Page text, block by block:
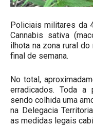
Policiais militares da
Cannabis sativa
ilhota na zona rural
final de semana.
No total,
erradicados. Toda a
sendo colhida uma
na Delegacia
as medidas legais